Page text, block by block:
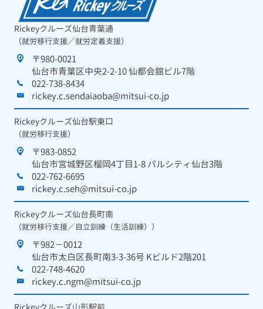
Rickeyクルーズ仙台青葉通
（就労移行支援／就労定着支援）
〒980-0021
仙台市青葉区中央2-2-10 仙都会舘ビル7階
022-738-8434
rickey.c.sendaiaoba@mitsui-co.jp
Rickeyクルーズ仙台駅東口
（就労移行支援）
〒983-0852
仙台市宮城野区榴岡4丁目1-8 パルシティ仙台3階
022-762-6695
rickey.c.seh@mitsui-co.jp
Rickeyクルーズ仙台長町南
（就労移行支援／自立訓練（生活訓練））
〒982－0012
仙台市太白区長町南3-3-36号 Kビルド2階201
022-748-4620
rickey.c.ngm@mitsui-co.jp